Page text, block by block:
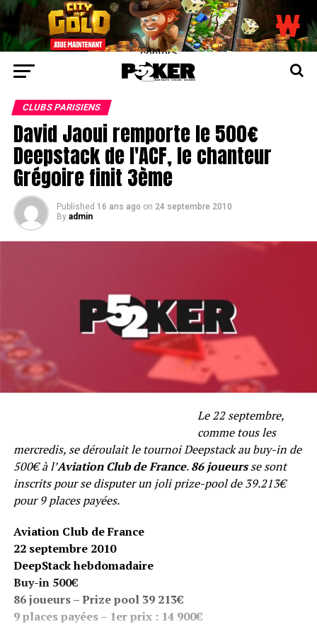
center>
CLUBS PARISIENS
David Jaoui remporte le 500€
Deepstack de l'ACF, le chanteur
Grégoire finit 3ème
Published 16 ans ago on 24 septembre 2010
By admin
Le 22 septembre,
comme tous les
mercredis, se déroulait le tournoi Deepstack au buy-in de
500€ à l’Aviation Club de France.86 joueursse sont
inscrits pour se disputer un joli prize-pool de 39.213€
pour 9 places payées.
Aviation Club de France
22 septembre 2010
DeepStack hebdomadaire
Buy-in 500€
86 joueurs – Prize pool 39 213€
9 places payées – 1er prix : 14 900€